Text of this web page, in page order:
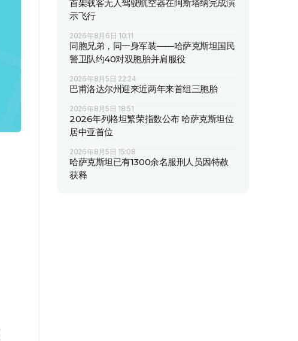
首架载客无人驾驶航空器在阿斯塔纳完成演
示飞行
2026年8月6日 10:11
同胞兄弟，同一身军装——哈萨克斯坦国民
警卫队约40对双胞胎并肩服役
2026年8月5日 22:24
巴甫洛达尔州迎来近两年来首组三胞胎
2026年8月5日 18:51
2026年列格坦繁荣指数公布 哈萨克斯坦位
居中亚首位
2026年8月5日 15:08
哈萨克斯坦已有1300余名服刑人员因特赦
获释